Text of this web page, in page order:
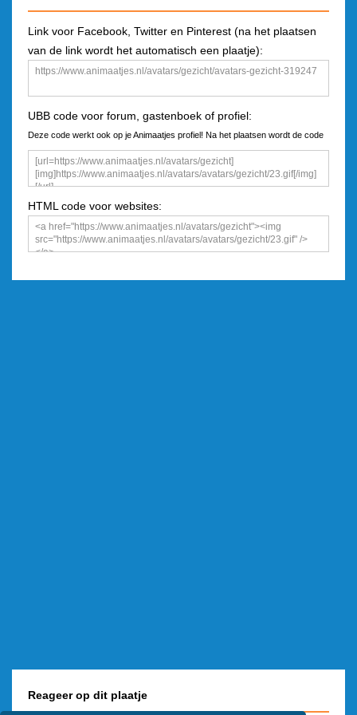
Link voor Facebook, Twitter en Pinterest (na het plaatsen
van de link wordt het automatisch een plaatje):
UBB code voor forum, gastenboek of profiel:
Deze code werkt ook op je Animaatjes profiel! Na het plaatsen wordt de code
een plaatje
HTML code voor websites:
Reageer op dit plaatje